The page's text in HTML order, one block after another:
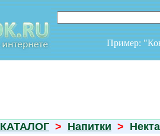
Пример:
КАТАЛОГ > Напитки >